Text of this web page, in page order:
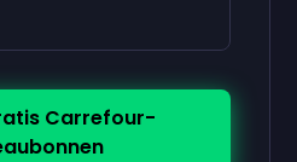
Carrefour-